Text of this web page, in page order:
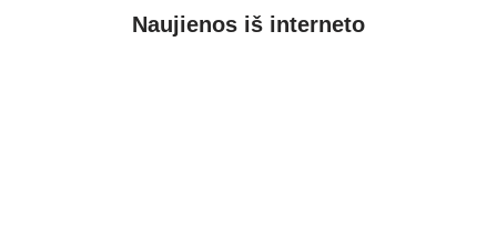
Naujienos iš interneto